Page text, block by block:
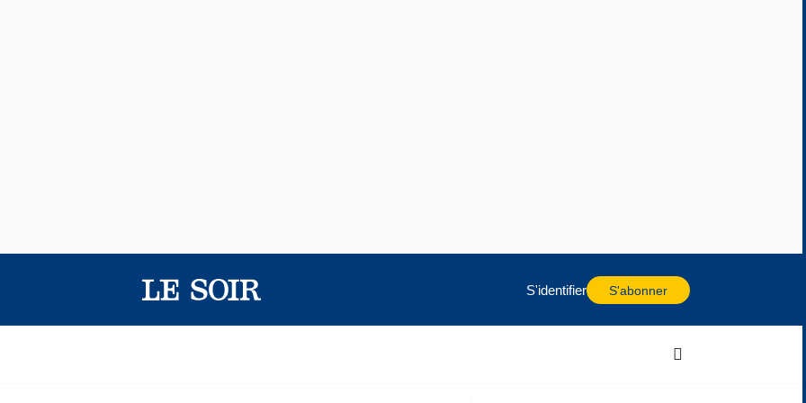
S'identifier S'abonner